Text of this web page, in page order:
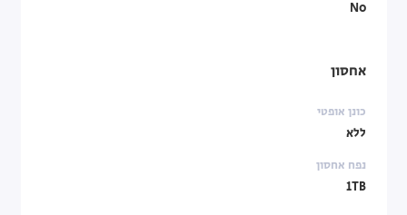
No
אחסון
כונן אופטי
ללא
נפח אחסון
1TB